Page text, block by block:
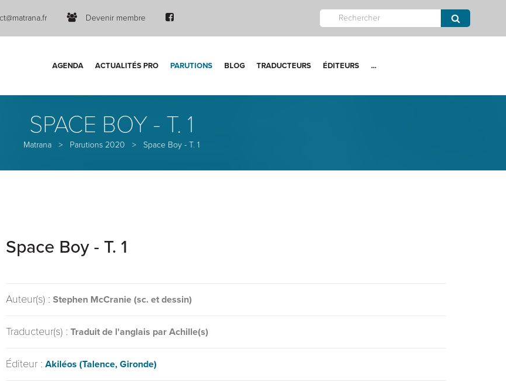
Devenir membre
AGENDA ACTUALITÉS PRO PARUTIONS BLOG TRADUCTEURS ÉDITEURS ...
SPACE BOY - T. 1
Matrana > Parutions 2020 > Space Boy - T. 1
Space Boy - T. 1
Auteur(s) : Stephen McCranie (sc. et dessin)
Traducteur(s) : Traduit de l'anglais par Achille(s)
Éditeur : Akiléos (Talence, Gironde)